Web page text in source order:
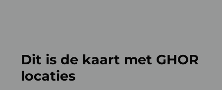
Dit is de kaart met GHOR
locaties